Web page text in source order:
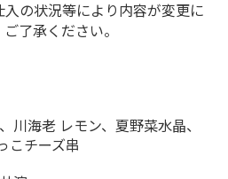
の状況等により内容が変更に
了承ください。
川海老 レモン、夏野菜水晶、
こチーズ串